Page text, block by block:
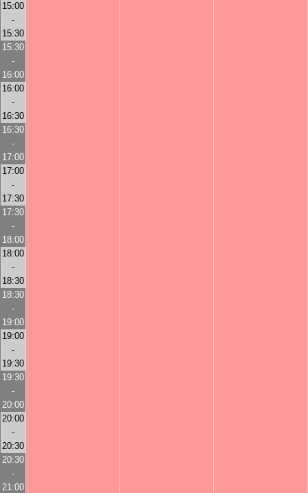
15:00
-
15:30
15:30
-
16:00
16:00
-
16:30
16:30
-
17:00
17:00
-
17:30
17:30
-
18:00
18:00
-
18:30
18:30
-
19:00
19:00
-
19:30
19:30
-
20:00
20:00
-
20:30
20:30
-
21:00